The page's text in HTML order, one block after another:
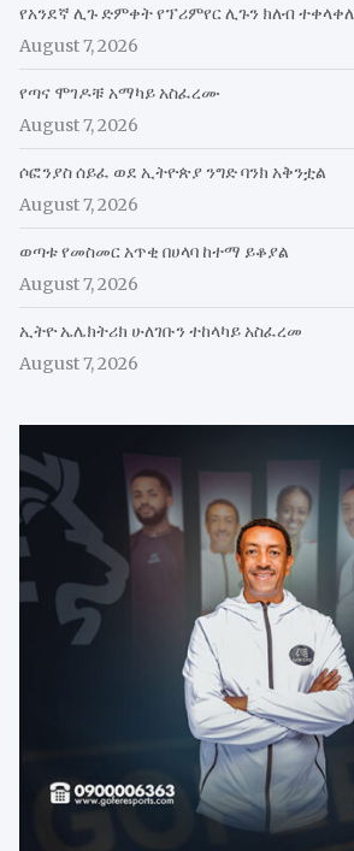
የአንደኛ ሊጉ ድምቀት የፕሪምየር ሊጉን ክለብ ተቀላቀለ
August 7, 2026
የጣና ሞገዶቹ አማካይ አስፈረሙ
August 7, 2026
ሶፎንያስ ሰይፈ ወደ ኢትዮጵያ ንግድ ባንክ አቅንቷል
August 7, 2026
ወጣቱ የመስመር አጥቂ በሀላባ ከተማ ይቆያል
August 7, 2026
ኢትዮ ኤሌክትሪክ ሁለገቡን ተከላካይ አስፈረመ
August 7, 2026